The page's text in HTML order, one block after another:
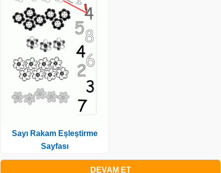
Sayı Rakam Eşleştirme
Sayfası
DEVAM ET